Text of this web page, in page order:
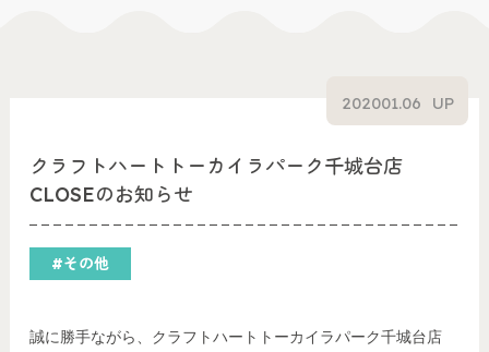
クラフトハートトーカイラパーク千城台店
CLOSEのお知らせ
#その他
202001.06 UP
誠に勝手ながら、クラフトハートトーカイラパーク千城台店